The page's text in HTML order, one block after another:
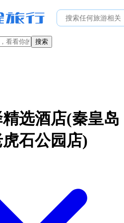
搜索
选酒店(秦皇岛
石公园店)